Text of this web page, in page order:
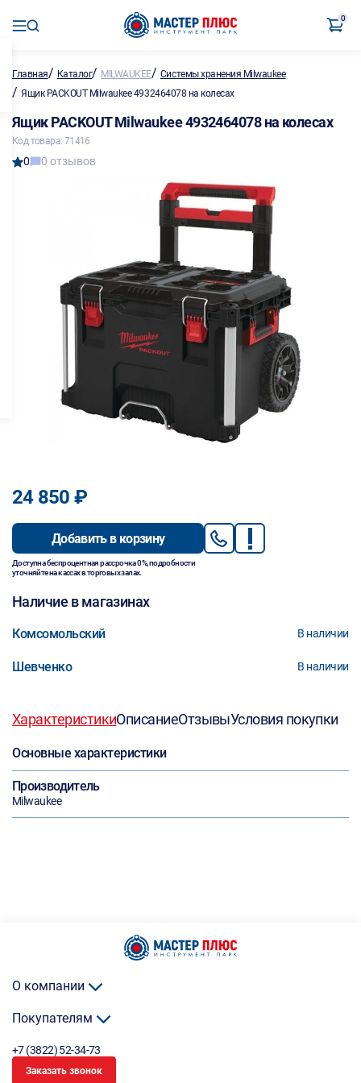
0
Главная/ Каталог/ MILWAUKEE/ Системы хранения Milwaukee
/ Ящик PACKOUT Milwaukee 4932464078 на колесах
Ящик PACKOUT Milwaukee 4932464078 на колесах
Код товара: 71416
0 0 отзывов
24 850 ₽
Добавить в корзину
Доступна беспроцентная рассрочка 0%, подробности
уточняйте на кассах в торговых залах.
Наличие в магазинах
Комсомольский В наличии
Шевченко В наличии
ХарактеристикиОписаниеОтзывыУсловия покупки
Основные характеристики
Производитель
Milwaukee
О компании
Покупателям
+7 (3822) 52-34-73
Заказать звонок